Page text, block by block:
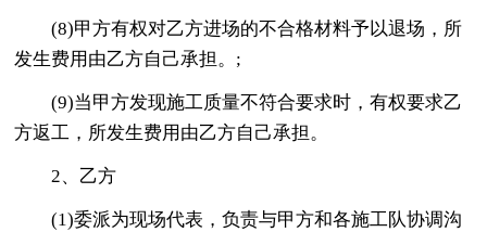
(8)甲方有权对乙方进场的不合格材料予以退场，所
发生费用由乙方自己承担。;
(9)当甲方发现施工质量不符合要求时，有权要求乙
方返工，所发生费用由乙方自己承担。
2、乙方
(1)委派为现场代表，负责与甲方和各施工队协调沟